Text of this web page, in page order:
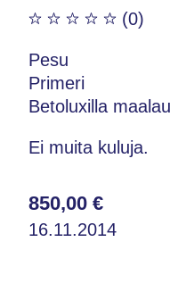
(0)
Pesu
Primeri
Betoluxilla
Ei muita kuluja.
850,00 €
16.11.2014